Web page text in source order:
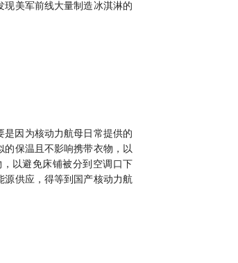
现美军前线大量制造冰淇淋的
是因为核动力航母日常提供的
的保温且不影响携带衣物，以
以避免床铺被分到空调口下
源供应，得等到国产核动力航